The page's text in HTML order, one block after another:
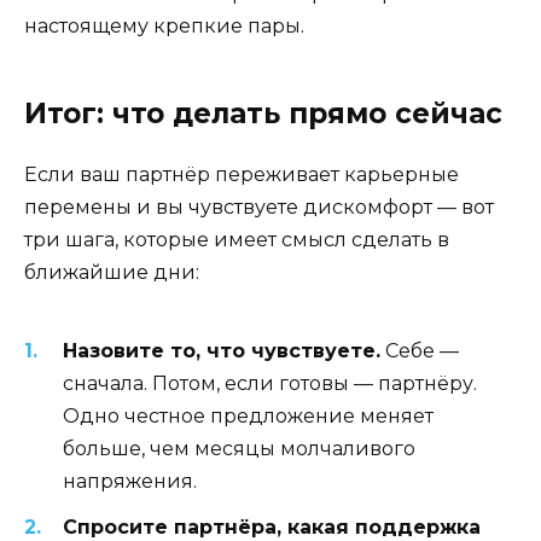
настоящему крепкие пары.
Итог: что делать прямо сейчас
Если ваш партнёр переживает карьерные
перемены и вы чувствуете дискомфорт — вот
три шага, которые имеет смысл сделать в
ближайшие дни:
Назовите то, что чувствуете. Себе —
сначала. Потом, если готовы — партнёру.
Одно честное предложение меняет
больше, чем месяцы молчаливого
напряжения.
Спросите партнёра, какая поддержка